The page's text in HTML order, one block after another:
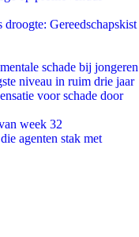
droogte: Gereedschapskist
schade bij jongeren
niveau in ruim drie jaar
voor schade door
week 32
agenten stak met